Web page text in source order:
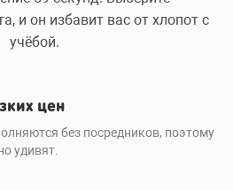
и он избавит вас от хлопот с
учёбой.
цен
без посредников, поэтому
удивят.